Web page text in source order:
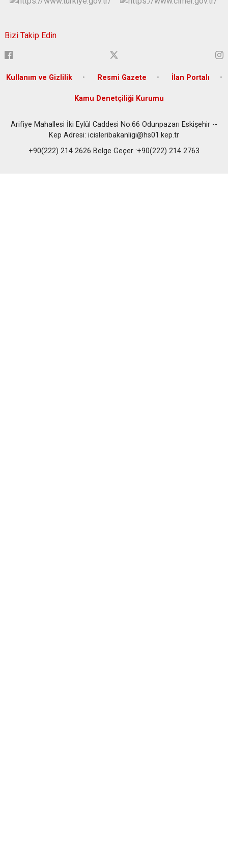
Bizi Takip Edin
Kullanım ve Gizlilik Resmi Gazete İlan Portalı
Kamu Denetçiliği Kurumu
Arifiye Mahallesi İki Eylül Caddesi No:66 Odunpazarı Eskişehir --
Kep Adresi: icisleribakanligi@hs01.kep.tr
+90(222) 214 2626 Belge Geçer :+90(222) 214 2763